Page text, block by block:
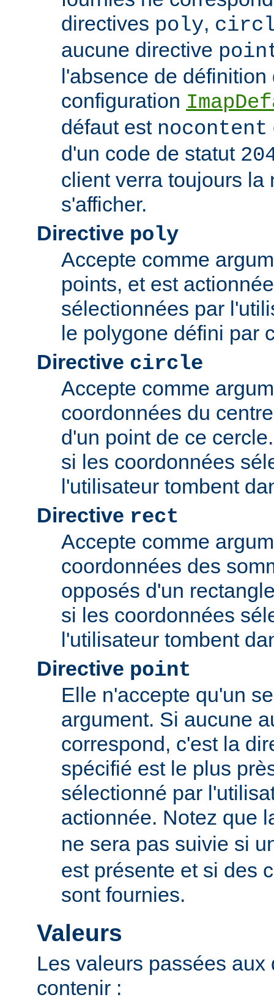
directives poly,
aucune directive
l'absence de
configuration
défaut est nocontent
d'un code de statut
client verra toujours la
s'afficher.
Directive poly
Accepte comme
points, et est
sélectionnées par
le polygone défini par
Directive circle
Accepte comme
coordonnées du
d'un point de ce
si les coordonnées
l'utilisateur tombent
Directive rect
Accepte comme
coordonnées des
opposés d'un
si les coordonnées
l'utilisateur tombent
Directive point
Elle n'accepte qu'un
argument. Si aucune
correspond, c'est la
spécifié est le plus
sélectionné par
actionnée. Notez que
ne sera pas suivie si
est présente et si des
sont fournies.
Valeurs
Les valeurs passées
contenir :